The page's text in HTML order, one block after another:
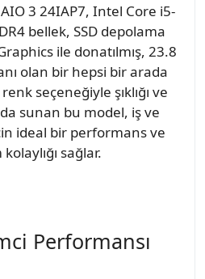
3 24IAP7, Intel Core i5-
bellek, SSD depolama
ile donatılmış, 23.8
olan bir hepsi bir arada
seçeneğiyle şıklığı ve
sunan bu model, iş ve
ideal bir performans ve
sağlar.
Performansı